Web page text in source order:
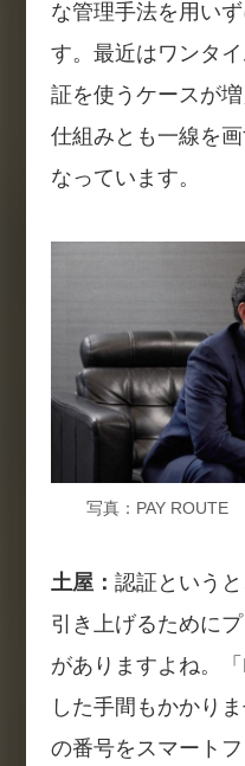
な管理手法を用い
す。最近はワンタ
証を使うケースが
仕組みとも一線を
なっています。
写真：PAY
土屋： 認証という
引き上げるために
がありますよね。
した手間もかかり
の番号をスマート